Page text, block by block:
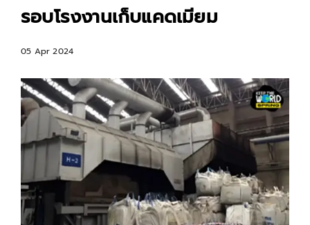
รอบโรงงานเก็บแคดเมียม
05 Apr 2024